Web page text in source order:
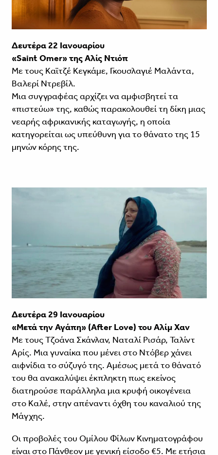
Δευτέρα 22 Ιανουαρίου
«Saint Omer» της Αλίς Ντιόπ
Με τους Καϊτζέ Κεγκάμε, Γκουσλαγιέ Μαλάντα,
Βαλερί Ντρεβίλ.
Μια συγγραφέας αρχίζει να αμφισβητεί τα
«πιστεύω» της, καθώς παρακολουθεί τη δίκη μιας
νεαρής αφρικανικής καταγωγής, η οποία
κατηγορείται ως υπεύθυνη για το θάνατο της 15
μηνών κόρης της.
Δευτέρα 29 Ιανουαρίου
«Μετά την Αγάπη» (After Love) του Αλίμ Χαν
Με τους Τζοάνα Σκάνλαν, Ναταλί Ρισάρ, Ταλίντ
Αρίς. Μια γυναίκα που μένει στο Ντόβερ χάνει
αιφνίδια το σύζυγό της. Αμέσως μετά το θάνατό
του θα ανακαλύψει έκπληκτη πως εκείνος
διατηρούσε παράλληλα μια κρυφή οικογένεια
στο Καλέ, στην απέναντι όχθη του καναλιού της
Μάγχης.
Οι προβολές του Ομίλου Φίλων Κινηματογράφου
είναι στο Πάνθεον με γενική είσοδο €5. Με ετήσια